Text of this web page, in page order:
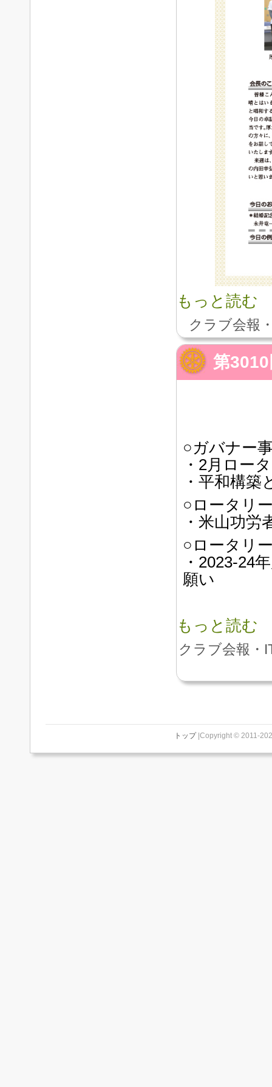
もっと読む
クラブ会報
第
○ガバナー
・2月ロー
・平和構
○ロータリ
・米山功労
○ロータリ
・2023-24
願い
もっと読む
クラブ会報・
トップ|Copyright © 2011-